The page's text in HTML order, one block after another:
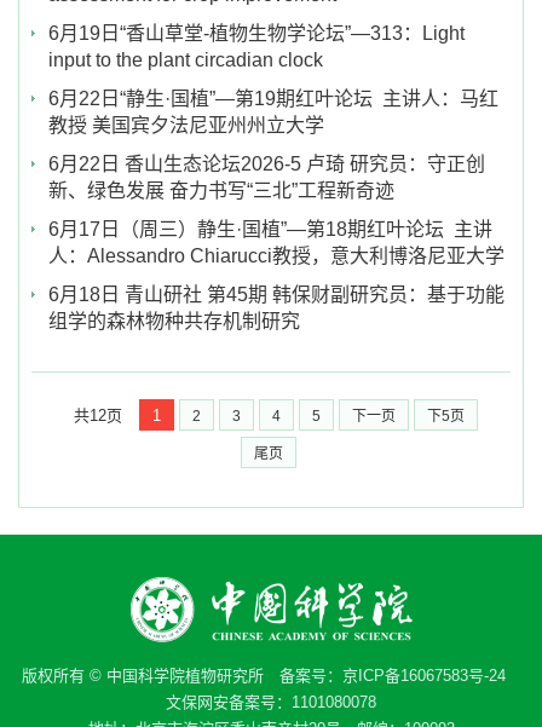
6月19日“香山草堂-植物生物学论坛”—313：Light
input to the plant circadian clock
6月22日“静生·国植”—第19期红叶论坛 主讲人：马红
教授 美国宾夕法尼亚州州立大学
6月22日 香山生态论坛2026-5 卢琦 研究员：守正创
新、绿色发展 奋力书写“三北”工程新奇迹
6月17日（周三）静生·国植”—第18期红叶论坛 主讲
人：Alessandro Chiarucci教授，意大利博洛尼亚大学
6月18日 青山研社 第45期 韩保财副研究员：基于功能
组学的森林物种共存机制研究
共12页 1 2 3 4 5 下一页 下5页
尾页
版权所有 © 中国科学院植物研究所 备案号： 京ICP备16067583号-24
文保网安备案号：1101080078